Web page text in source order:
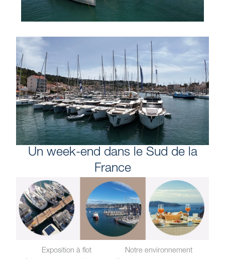
Un week-end dans le Sud de la
France
Exposition à flot
Notre environnement